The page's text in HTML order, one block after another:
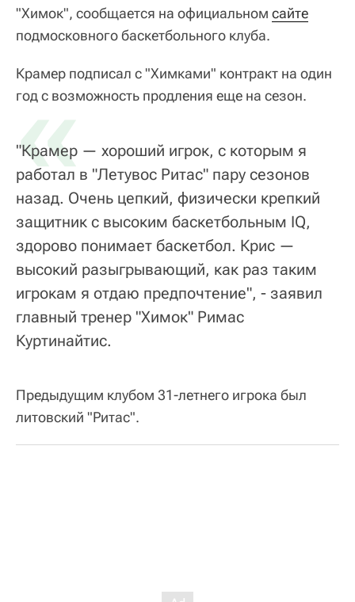
"Химок", сообщается на официальном сайте
подмосковного баскетбольного клуба.
Крамер подписал с "Химками" контракт на один
год с возможность продления еще на сезон.
«
"Крамер — хороший игрок, с которым я
работал в "Летувос Ритас" пару сезонов
назад. Очень цепкий, физически крепкий
защитник с высоким баскетбольным IQ,
здорово понимает баскетбол. Крис —
высокий разыгрывающий, как раз таким
игрокам я отдаю предпочтение", - заявил
главный тренер "Химок" Римас
Куртинайтис.
Предыдущим клубом 31-летнего игрока был
литовский "Ритас".